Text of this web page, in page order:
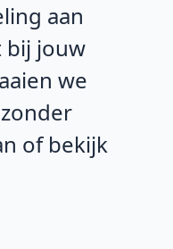
aan
bij jouw
we
of bekijk